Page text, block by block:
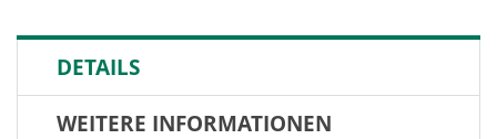
DETAILS
WEITERE INFORMATIONEN